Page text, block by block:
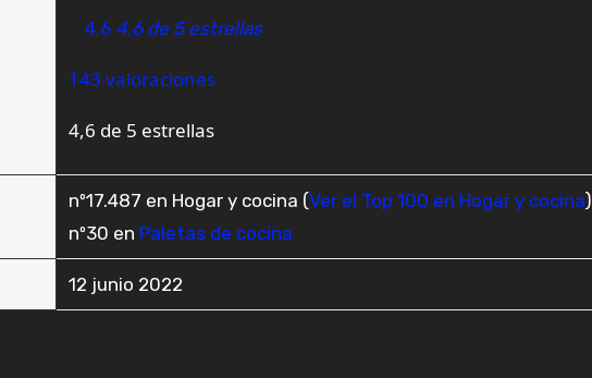
4,6 4,6 de 5 estrellas
143 valoraciones
4,6 de 5 estrellas
nº17.487 en Hogar y cocina (Ver el Top 100 en Hogar y cocina)
nº30 en Paletas de cocina
12 junio 2022